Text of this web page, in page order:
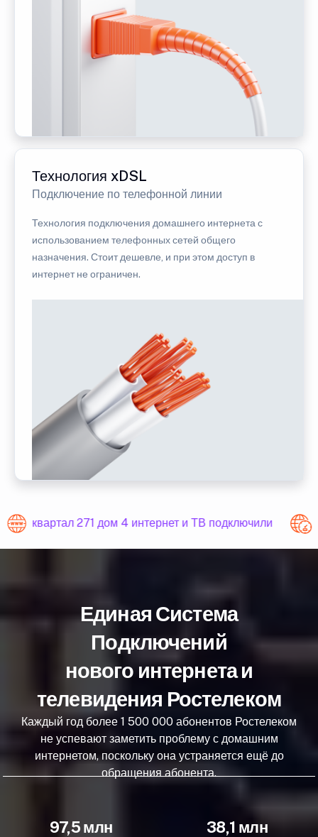
Технология xDSL
Подключение по телефонной линии
Технология подключения домашнего интернета с
использованием телефонных сетей общего
назначения. Стоит дешевле, и при этом доступ в
интернет не ограничен.
квартал 271 дом 4 интернет и ТВ подключили
Единая Система
Подключений
нового интернета и
телевидения Ростелеком
Каждый год более 1 500 000 абонентов Ростелеком
не успевают заметить проблему с домашним
интернетом, поскольку она устраняется ещё до
обращения абонента.
97,5 млн 38,1 млн